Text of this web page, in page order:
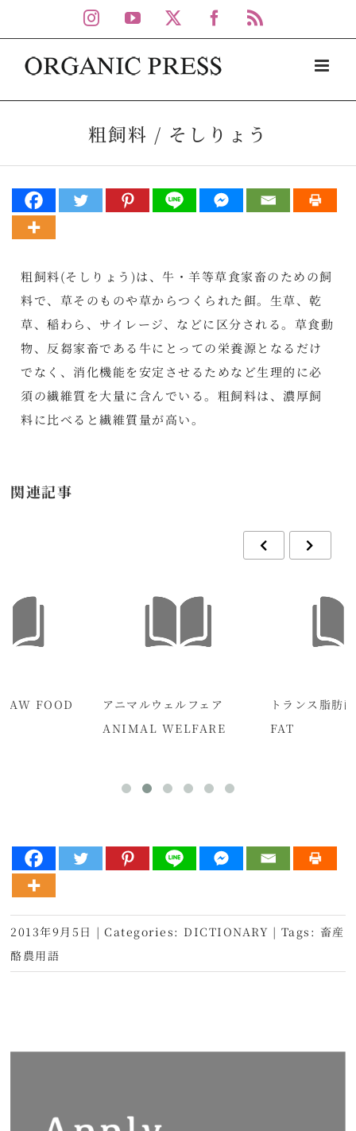
to
content
Instagram
YouTube Facebook
粗飼料 / そしりょう
粗飼料(そしりょう)は、牛・羊等草食家畜のための飼
料で、草そのものや草からつくられた餌。生草、乾
草、稲わら、サイレージ、などに区分される。草食動
物、反芻家畜である牛にとっての栄養源となるだけ
でなく、消化機能を安定させるためなど生理的に必
須の繊維質を大量に含んでいる。粗飼料は、濃厚飼
料に比べると繊維質量が高い。
関連記事
FOOD
アニマルウェルフェア
ANIMAL WELFARE
トランス脂肪
FAT
2013年9月5日 | Categories: DICTIONARY | Tags: 畜産
酪農用語